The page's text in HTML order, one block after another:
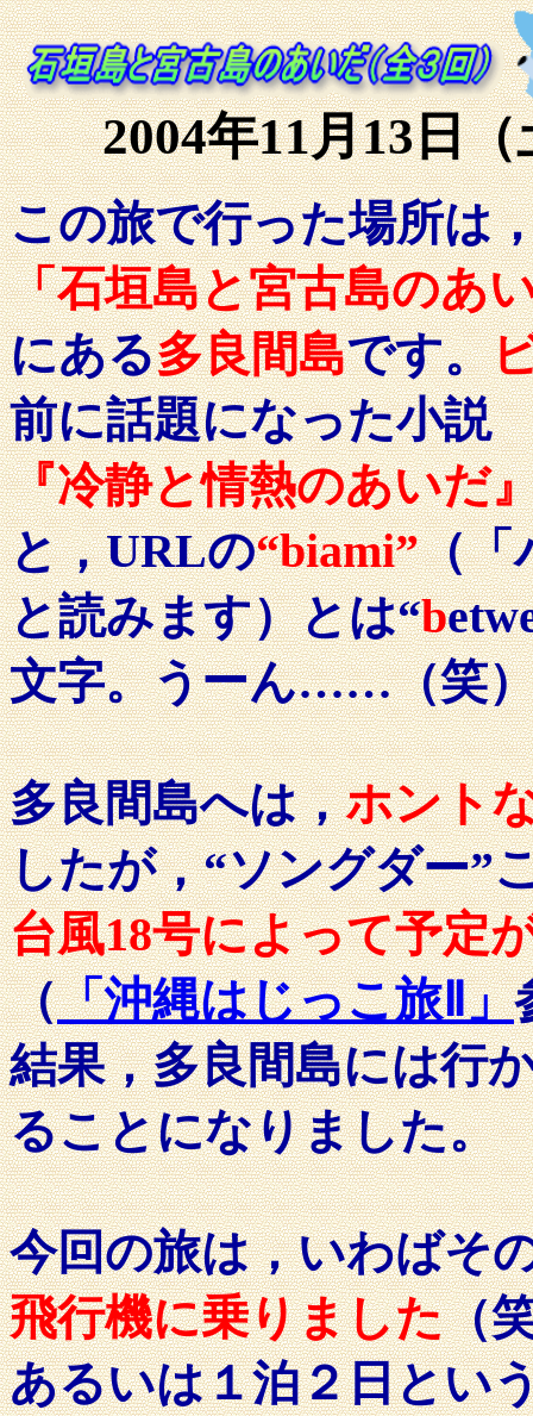
2004年11月13日（
この旅で行った場所は
「石垣島と宮古島のあ
にある多良間島です。
前に話題になった小説
『冷静と情熱のあいだ
と，URLの“biami”（「
と読みます）とは“b
文字。うーん……（笑
多良間島へは，ホント
したが，“ソングダー”
台風18号によって予定
（「沖縄はじっこ旅Ⅱ」
結果，多良間島には行
ることになりました。
今回の旅は，いわばそ
飛行機に乗りました（
あるいは１泊２日とい